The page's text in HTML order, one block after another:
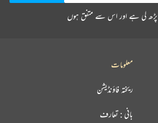
پڑھ لی ہے اور اس سے متفق ہوں
معلومات
ریختہ فاؤنڈیشن
بانی : تعارف